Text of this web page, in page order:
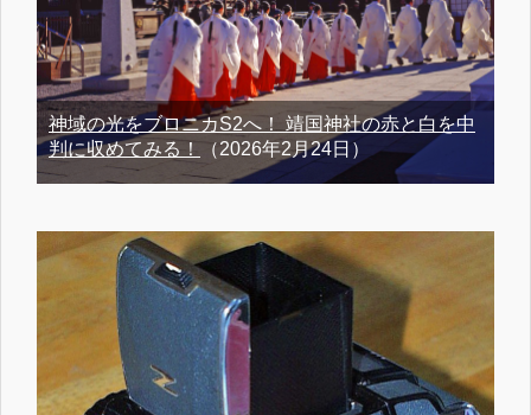
神域の光をブロニカS2へ！ 靖国神社の赤と白を中
判に収めてみる！
（2026年2月24日）